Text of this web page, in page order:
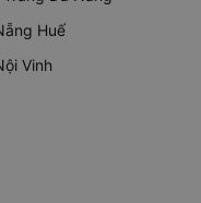
Huế
Vinh